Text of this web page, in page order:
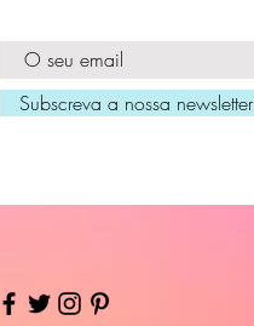
Subscreva a nossa newsletter